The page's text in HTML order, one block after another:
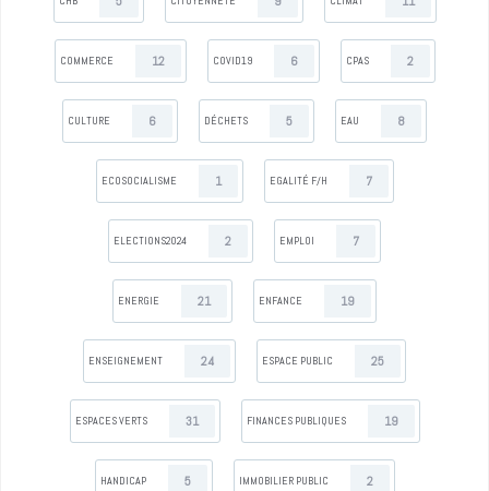
COMMERCE 12 COVID19 6 CPAS 2
CULTURE 6 DÉCHETS 5 EAU 8
ECOSOCIALISME 1 EGALITÉ F/H 7
ELECTIONS2024 2 EMPLOI 7
ENERGIE 21 ENFANCE 19
ENSEIGNEMENT 24 ESPACE PUBLIC 25
ESPACES VERTS 31 FINANCES PUBLIQUES 19
HANDICAP 5 IMMOBILIER PUBLIC 2